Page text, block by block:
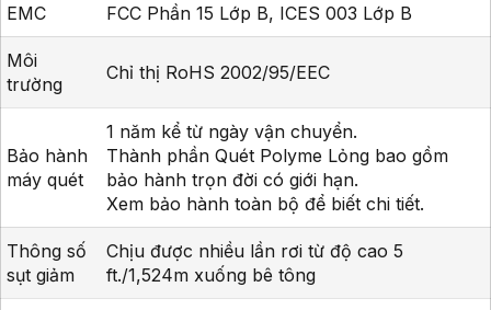
EMC FCC Phần 15 Lớp B, ICES 003 Lớp B
Môi
trường
Chỉ thị RoHS 2002/95/EEC
Bảo hành
máy quét
1 năm kể từ ngày vận chuyển.
Thành phần Quét Polyme Lỏng bao gồm
bảo hành trọn đời có giới hạn.
Xem bảo hành toàn bộ để biết chi tiết.
Thông số
sụt giảm
Chịu được nhiều lần rơi từ độ cao 5
ft./1,524m xuống bê tông